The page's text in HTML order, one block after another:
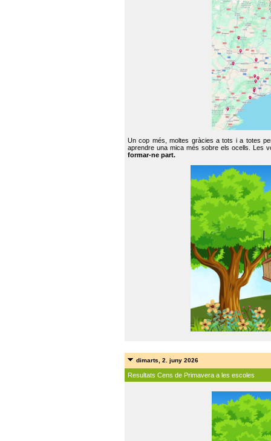
Un cop més, moltes gràcies a tots i a totes
aprendre una mica més sobre els ocells. Les
formar-ne part.
dimarts, 2. juny 2026
Resultats Cens de Primavera a les escoles